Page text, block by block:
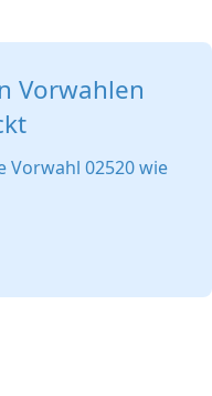
Vorwahlen
Vorwahl 02520 wie